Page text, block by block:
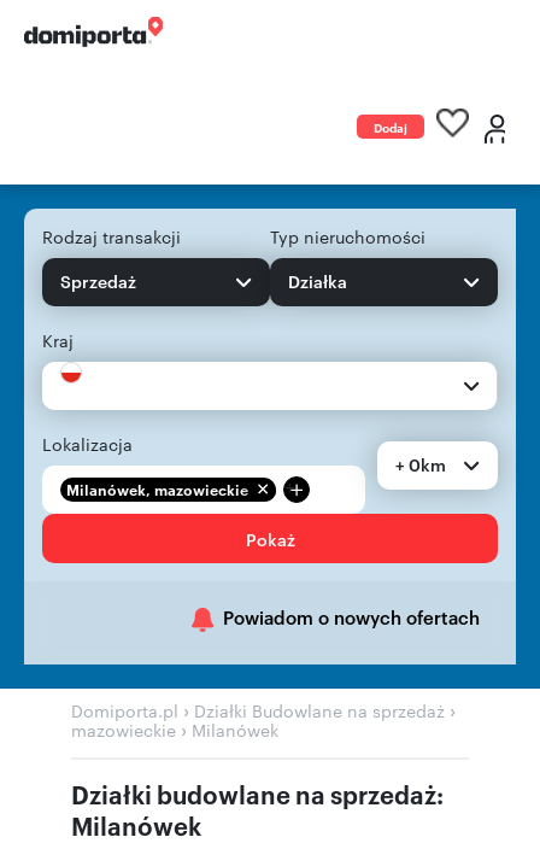
Dodaj
Rodzaj transakcji
Sprzedaż
Typ nieruchomości
Działka
Kraj
Lokalizacja
Milanówek, mazowieckie +
+ 0km
Pokaż
Powiadom o nowych ofertach
Domiporta.pl › Działki Budowlane na sprzedaż ›
mazowieckie › Milanówek
Działki budowlane na sprzedaż:
Milanówek